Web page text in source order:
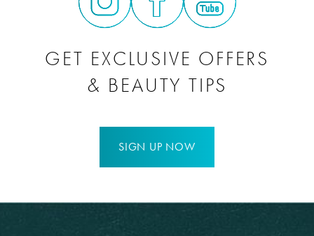
GET EXCLUSIVE OFFERS
& BEAUTY TIPS
SIGN UP NOW